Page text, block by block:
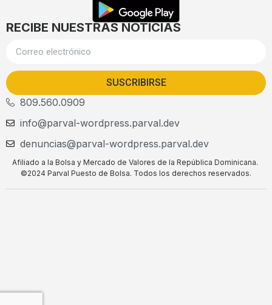
RECIBE NUESTRAS NOTICIAS
SUSCRIBIRSE
809.560.0909
info@parval-wordpress.parval.dev
denuncias@parval-wordpress.parval.dev
Afiliado a la Bolsa y Mercado de Valores de la República Dominicana.
©2024 Parval Puesto de Bolsa. Todos los derechos reservados.